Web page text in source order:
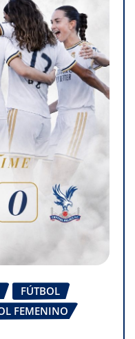
FÚTBOL
FEMENINO